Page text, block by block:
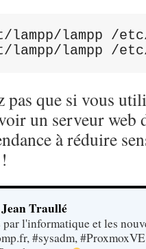
lampp /
lampp /
pas que si vous
un serveur web
à réduire
Traullé
par l'informatique et les
#sysadm,